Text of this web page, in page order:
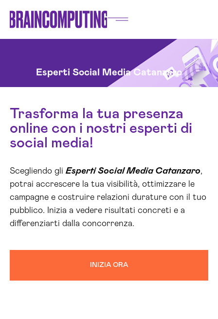
Esperti Social Media Catanzaro
Trasforma la tua presenza
online con i nostri esperti di
social media!
Scegliendo gli Esperti Social Media Catanzaro,
potrai accrescere la tua visibilità, ottimizzare le
campagne e costruire relazioni durature con il tuo
pubblico. Inizia a vedere risultati concreti e a
differenziarti dalla concorrenza.
INIZIA ORA